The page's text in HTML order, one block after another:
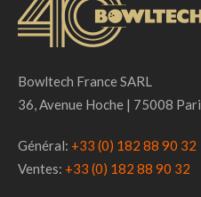
Bowltech France SARL
36, Avenue Hoche | 75008
Général: +33 (0) 182 88 90 32
Ventes: +33 (0) 182 88 90 32